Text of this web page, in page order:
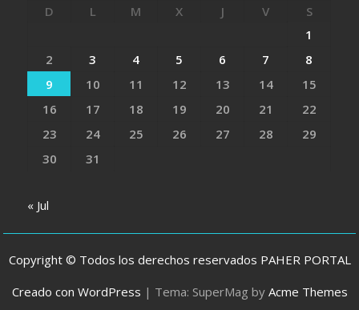
D L M X J V
S
1
2
3 4 5 6 7
8
9
10 11 12 13 14
15
16
17 18 19 20 21
22
23
24 25 26 27 28
29
30
31
« Jul
Copyright © Todos los derechos reservados PAHER PORTAL
Creado con WordPress | Tema: SuperMag by Acme Themes